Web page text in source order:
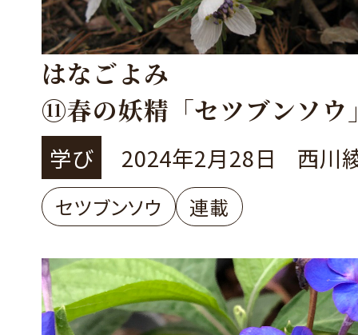
はなごよみ
⑪春の妖精「セツブンソウ
学び 2024年2月28日 西川
セツブンソウ 連載